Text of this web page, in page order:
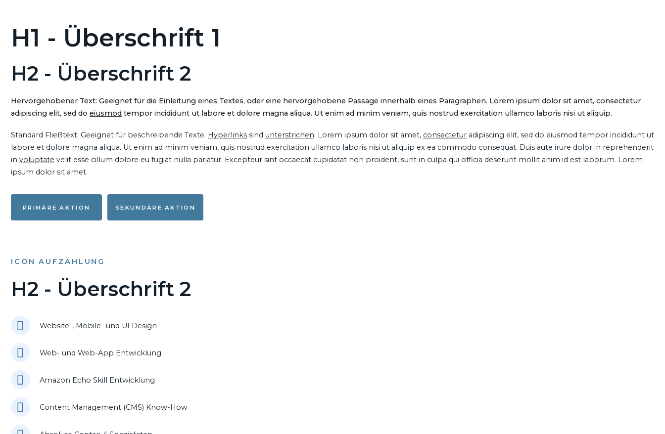
H1 - Überschrift 1
H2 - Überschrift 2
Hervorgehobener Text: Geeignet für die Einleitung eines Textes, oder eine hervorgehobene Passage innerhalb eines Paragraphen. Lorem ipsum dolor sit amet, consectetur
adipiscing elit, sed do eiusmod tempor incididunt ut labore et dolore magna aliqua. Ut enim ad minim veniam, quis nostrud exercitation ullamco laboris nisi ut aliquip.
Standard Fließtext: Geeignet für beschreibende Texte. Hyperlinks sind unterstrichen. Lorem ipsum dolor sit amet, consectetur adipiscing elit, sed do eiusmod tempor incididunt ut
labore et dolore magna aliqua. Ut enim ad minim veniam, quis nostrud exercitation ullamco laboris nisi ut aliquip ex ea commodo consequat. Duis aute irure dolor in reprehenderit
in voluptate velit esse cillum dolore eu fugiat nulla pariatur. Excepteur sint occaecat cupidatat non proident, sunt in culpa qui officia deserunt mollit anim id est laborum. Lorem
ipsum dolor sit amet.
PRIMÄRE AKTION SEKUNDÄRE AKTION
ICON AUFZÄHLUNG
H2 - Überschrift 2
Website-, Mobile- und UI Design
Web- und Web-App Entwicklung
Amazon Echo Skill Entwicklung
Content Management (CMS) Know-How